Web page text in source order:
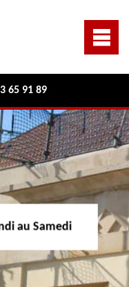
65 91 89
au Samedi